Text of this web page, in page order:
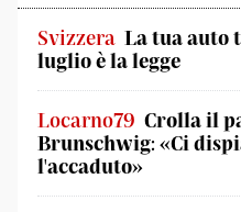
Svizzera La tua auto
luglio è la legge
Locarno79 Crolla il
Brunschwig: «Ci
l'accaduto»